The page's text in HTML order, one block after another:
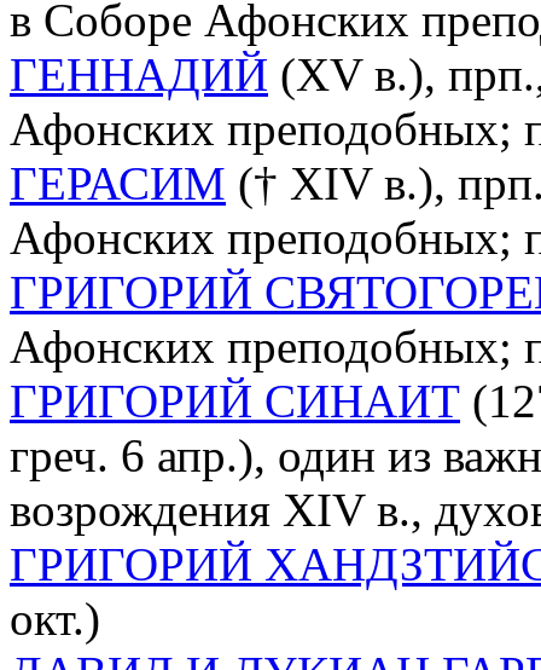
в Соборе Афонских
ГЕННАДИЙ (XV в.),
Афонских преподобных;
ГЕРАСИМ († XIV в.),
Афонских преподобных;
ГРИГОРИЙ
Афонских преподобных;
ГРИГОРИЙ СИНАИТ
греч. 6 апр.), один из
возрождения XIV в.,
ГРИГОРИЙ
окт.)